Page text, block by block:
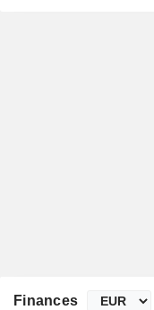
Finances